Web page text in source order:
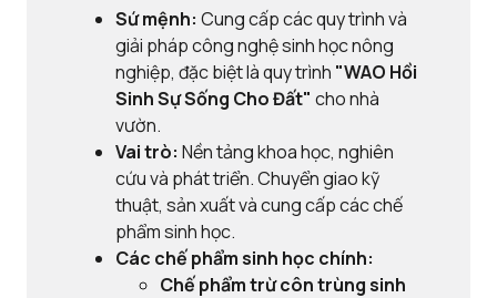
Sứ mệnh: Cung cấp các quy trình và
giải pháp công nghệ sinh học nông
nghiệp, đặc biệt là quy trình "WAO Hồi
Sinh Sự Sống Cho Đất" cho nhà
vườn.
Vai trò: Nền tảng khoa học, nghiên
cứu và phát triển. Chuyển giao kỹ
thuật, sản xuất và cung cấp các chế
phẩm sinh học.
Các chế phẩm sinh học chính:
Chế phẩm trừ côn trùng sinh